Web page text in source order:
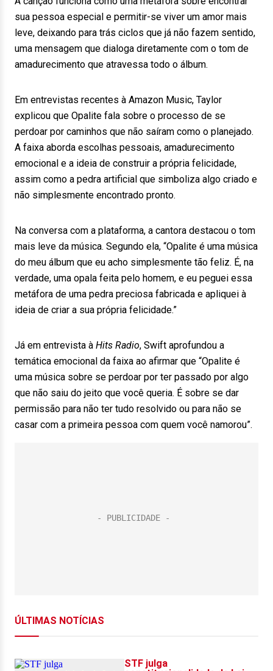
sua pessoa especial e permitir-se viver um amor mais
leve, deixando para trás ciclos que já não fazem sentido,
uma mensagem que dialoga diretamente com o tom de
amadurecimento que atravessa todo o álbum.
Em entrevistas recentes à Amazon Music, Taylor
explicou que Opalite fala sobre o processo de se
perdoar por caminhos que não saíram como o planejado.
A faixa aborda escolhas pessoais, amadurecimento
emocional e a ideia de construir a própria felicidade,
assim como a pedra artificial que simboliza algo criado e
não simplesmente encontrado pronto.
Na conversa com a plataforma, a cantora destacou o tom
mais leve da música. Segundo ela, “Opalite é uma música
do meu álbum que eu acho simplesmente tão feliz. É, na
verdade, uma opala feita pelo homem, e eu peguei essa
metáfora de uma pedra preciosa fabricada e apliquei à
ideia de criar a sua própria felicidade.”
Já em entrevista à Hits Radio, Swift aprofundou a
temática emocional da faixa ao afirmar que “Opalite é
uma música sobre se perdoar por ter passado por algo
que não saiu do jeito que você queria. É sobre se dar
permissão para não ter tudo resolvido ou para não se
casar com a primeira pessoa com quem você namorou”.